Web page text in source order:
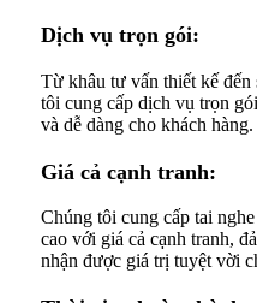
Dịch vụ trọn gói:
Từ khâu tư vấn thiết kế đến
tôi cung cấp dịch vụ trọn
và dễ dàng cho khách hàng.
Giá cả cạnh tranh:
Chúng tôi cung cấp tai
cao với giá cả cạnh tranh,
nhận được giá trị tuyệt vời